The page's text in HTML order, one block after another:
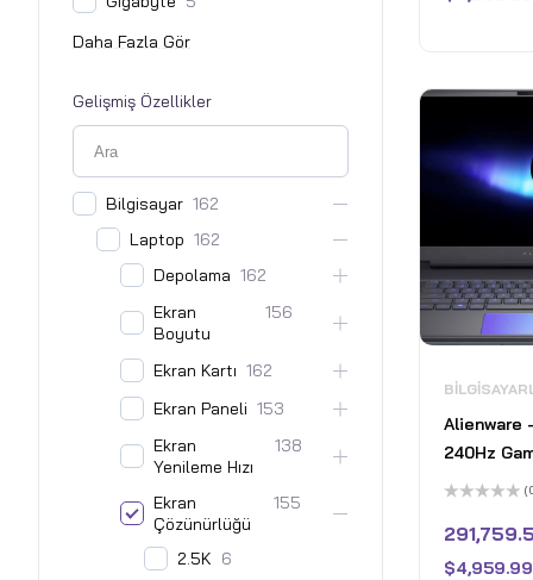
Gelişmiş Özellikler
Bilgisayar 162
Laptop 162
Depolama 162
Ekran
Boyutu
156
Ekran Kartı 162
Ekran Paneli 153
Ekran
Yenileme Hızı
138
Ekran
Çözünürlüğü
155
2.5K 6
Alienware
240Hz
WQXGA -
Memory -
GeForce
üzerinden
0
aldı
$